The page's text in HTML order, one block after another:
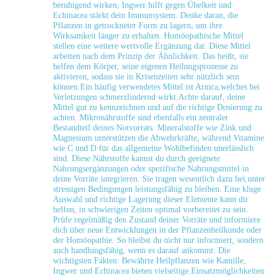
beruhigend wirken, Ingwer hilft gegen Übelkeit und
‌Echinacea stärkt dein Immunsystem. Denke daran, die
Pflanzen‍ in getrockneter ‍Form zu ⁣lagern, um ihre
Wirksamkeit länger zu‌ erhalten. Homöopathische Mittel
stellen eine⁣ weitere‍ wertvolle Ergänzung dar. Diese Mittel​
arbeiten nach dem Prinzip der ⁣Ähnlichkeit. Das ⁤heißt,‌ sie
helfen dem Körper, seine eigenen Heilungsprozesse zu
aktivieren, sodass sie in Krisenzeiten sehr nützlich sein
können.Ein häufig ⁢verwendetes Mittel ist Arnica,welches bei
Verletzungen schmerzlindernd wirkt.Achte darauf, deine‌
Mittel gut zu kennzeichnen und auf ​die richtige Dosierung zu
achten. Mikronährstoffe sind⁤ ebenfalls ein zentraler
Bestandteil deines Notvorrats. ⁣Mineralstoffe wie Zink und
Magnesium unterstützen die Abwehrkräfte, während Vitamine
wie C und D für das⁢ allgemeine Wohlbefinden ⁤unerlässlich
sind. Diese ⁤Nährstoffe kannst du durch geeignete
Nahrungsergänzungen oder spezifische Nahrungsmittel in
deine Vorräte integrieren. Sie tragen wesentlich dazu bei,unter
stressigen Bedingungen leistungsfähig ‍zu bleiben. Eine kluge
Auswahl und ⁤richtige Lagerung dieser Elemente kann dir
helfen, in schwierigen Zeiten optimal ⁢vorbereitet zu sein.
Prüfe regelmäßig den Zustand deiner Vorräte und informiere
dich über neue Entwicklungen in der Pflanzenheilkunde oder
der Homöopathie. So bleibst du ⁤nicht nur informiert, sondern
auch handlungsfähig, wenn ⁤es darauf ankommt. Die‍
wichtigsten Fakten: Bewährte Heilpflanzen wie Kamille,
Ingwer und Echinacea bieten vielseitige Einsatzmöglichkeiten